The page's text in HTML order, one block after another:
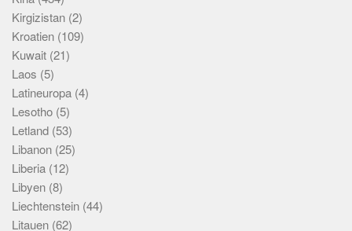
Kirgizistan (2)
Kroatien (109)
Kuwait (21)
Laos (5)
Latineuropa (4)
Lesotho (5)
Letland (53)
Libanon (25)
Liberia (12)
Libyen (8)
Liechtenstein (44)
Litauen (62)